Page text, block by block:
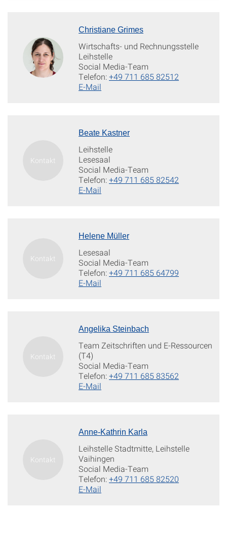
Christiane Grimes
Wirtschafts- und Rechnungsstelle
Leihstelle
Social Media-Team
Telefon:+49 711 685 82512
E-Mail
Beate Kastner
Leihstelle
Lesesaal
Social Media-Team
Telefon:+49 711 685 82542
E-Mail
Helene Müller
Lesesaal
Social Media-Team
Telefon:+49 711 685 64799
E-Mail
Angelika Steinbach
Team Zeitschriften und E-Ressourcen
(T4)
Social Media-Team
Telefon:+49 711 685 83562
E-Mail
Anne-Kathrin Karla
Leihstelle Stadtmitte, Leihstelle
Vaihingen
Social Media-Team
Telefon:+49 711 685 82520
E-Mail